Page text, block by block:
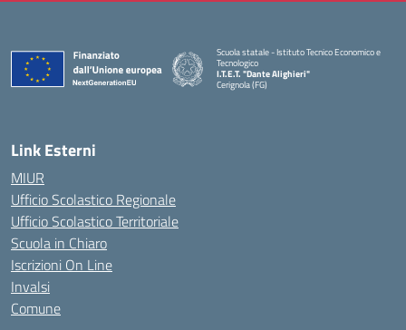
Scuola statale - Istituto Tecnico Economico e
Tecnologico
I.T.E.T. "Dante Alighieri"
Cerignola (FG)
— Visita la pagina iniziale della scuola
Link Esterni
MIUR
Ufficio Scolastico Regionale
Ufficio Scolastico Territoriale
Scuola in Chiaro
Iscrizioni On Line
Invalsi
Comune